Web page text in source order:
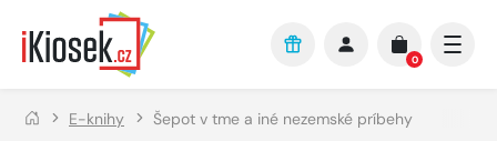
Přejít na hlavní obsah
0
E-knihy Šepot v tme a iné nezemské príbehy